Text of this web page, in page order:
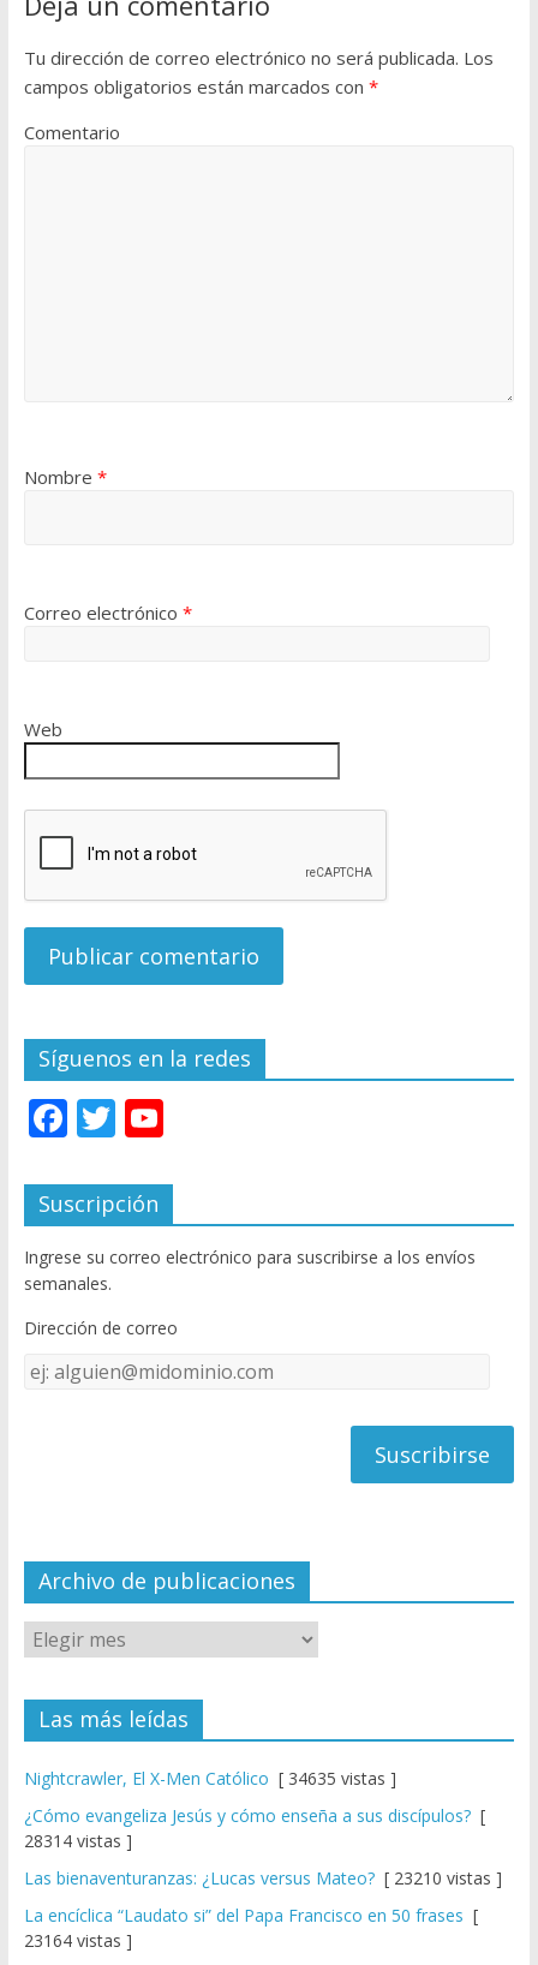
Tu dirección de correo electrónico no será publicada. Los
campos obligatorios están marcados con *
Comentario
Nombre *
Correo electrónico *
Web
Síguenos en la redes
F
e
b
o
o
k
T
itt
er
Y
u
T
u
e
C
el
Suscripción
Ingrese su correo electrónico para suscribirse a los envíos
semanales.
Dirección de correo
Dirección
de
Archivo de publicaciones
Las más leídas
Nightcrawler, El X-Men Católico [ 34635 vistas ]
¿Cómo evangeliza Jesús y cómo enseña a sus discípulos?[
28314 vistas ]
Las bienaventuranzas: ¿Lucas versus Mateo?[ 23210 vistas ]
La encíclica “Laudato si” del Papa Francisco en 50 frases [
23164 vistas ]